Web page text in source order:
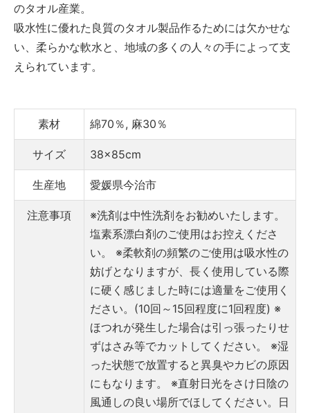
のタオル産業。
吸水性に優れた良質のタオル製品作るためには欠かせな
い、柔らかな軟水と、地域の多くの人々の手によって支
えられています。
素材 綿70％, 麻30％
サイズ 38×85cm
生産地 愛媛県今治市
注意事項
※洗剤は中性洗剤をお勧めいたします。
塩素系漂白剤のご使用はお控えくださ
い。
※柔軟剤の頻繁のご使用は吸水性の
妨げとなりますが、長く使用している際
に硬く感じました時には適量をご使用く
ださい。(10回～15回程度に1回程度) ※
ほつれが発生した場合は引っ張ったりせ
ずはさみ等でカットしてください。
※湿
った状態で放置すると異臭やカビの原因
にもなります。
※直射日光をさけ日陰の
風通しの良い場所でほしてください。日